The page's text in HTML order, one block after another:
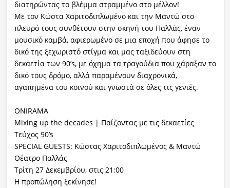
διατηρώντας το βλέμμα στραμμένο στο μέλλον!
Με τον Κώστα Χαριτοδιπλωμένο και την Μαντώ στο
πλευρό τους συνθέτουν στην σκηνή του Παλλάς, έναν
μουσικό καμβά, αφιερωμένο σε μια εποχή που άφησε το
δικό της ξεχωριστό στίγμα και μας ταξιδεύουν στη
δεκαετία των 90’s, με όχημα τα τραγούδια που χάραξαν το
δικό τους δρόμο, αλλά παραμένουν διαχρονικά,
αγαπημένα του κοινού και γνωστά σε όλες τις γενιές.
ONIRAMA
Mixing up the decades | Παίζοντας με τις δεκαετίες
Τεύχος 90’s
SPECIAL GUESTS: Κώστας Χαριτοδιπλωμένος & Μαντώ
Θέατρο Παλλάς
Τρίτη 27 Δεκεμβρίου, στις 21:00
Η προπώληση ξεκίνησε!